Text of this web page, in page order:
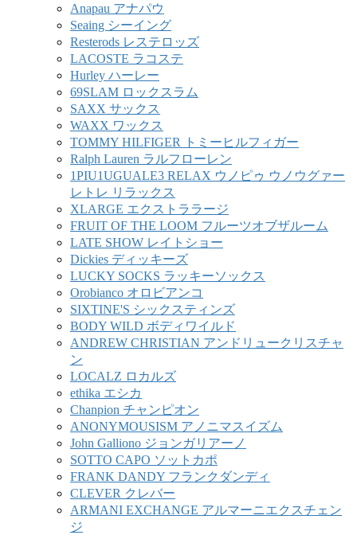
Anapau アナパウ
Seaing シーイング
Resterods レステロッズ
LACOSTE ラコステ
Hurley ハーレー
69SLAM ロックスラム
SAXX サックス
WAXX ワックス
TOMMY HILFIGER トミーヒルフィガー
Ralph Lauren ラルフローレン
1PIU1UGUALE3 RELAX ウノピゥ ウノウグァー
レトレ リラックス
XLARGE エクストララージ
FRUIT OF THE LOOM フルーツオブザルーム
LATE SHOW レイトショー
Dickies ディッキーズ
LUCKY SOCKS ラッキーソックス
Orobianco オロビアンコ
SIXTINE'S シックスティンズ
BODY WILD ボディワイルド
ANDREW CHRISTIAN アンドリュークリスチャ
ン
LOCALZ ロカルズ
ethika エシカ
Chanpion チャンピオン
ANONYMOUSISM アノニマスイズム
John Galliono ジョンガリアーノ
SOTTO CAPO ソットカポ
FRANK DANDY フランクダンディ
CLEVER クレバー
ARMANI EXCHANGE アルマーニエクスチェン
ジ